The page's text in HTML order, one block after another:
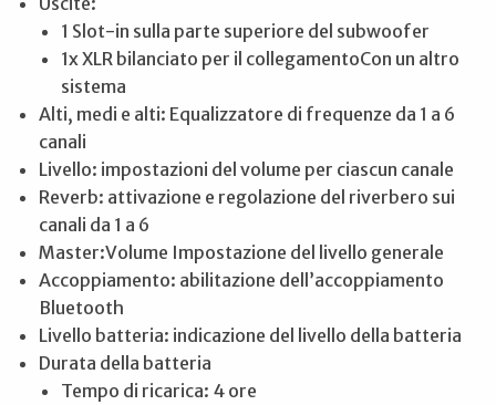
1 Slot-in sulla parte superiore del subwoofer
1x XLR bilanciato per il collegamentoCon un altro
sistema
Alti, medi e alti: Equalizzatore di frequenze da 1 a 6
canali
Livello: impostazioni del volume per ciascun canale
Reverb: attivazione e regolazione del riverbero sui
canali da 1 a 6
Master:Volume Impostazione del livello generale
Accoppiamento: abilitazione dell’accoppiamento
Bluetooth
Livello batteria: indicazione del livello della batteria
Durata della batteria
Tempo di ricarica: 4 ore